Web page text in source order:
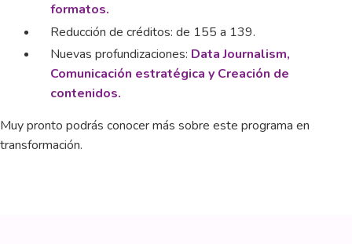
formatos.
Reducción de créditos: de 155 a 139.
Nuevas profundizaciones: Data Journalism,
Comunicación estratégica y Creación de
contenidos.
Muy pronto podrás conocer más sobre este programa en
transformación.